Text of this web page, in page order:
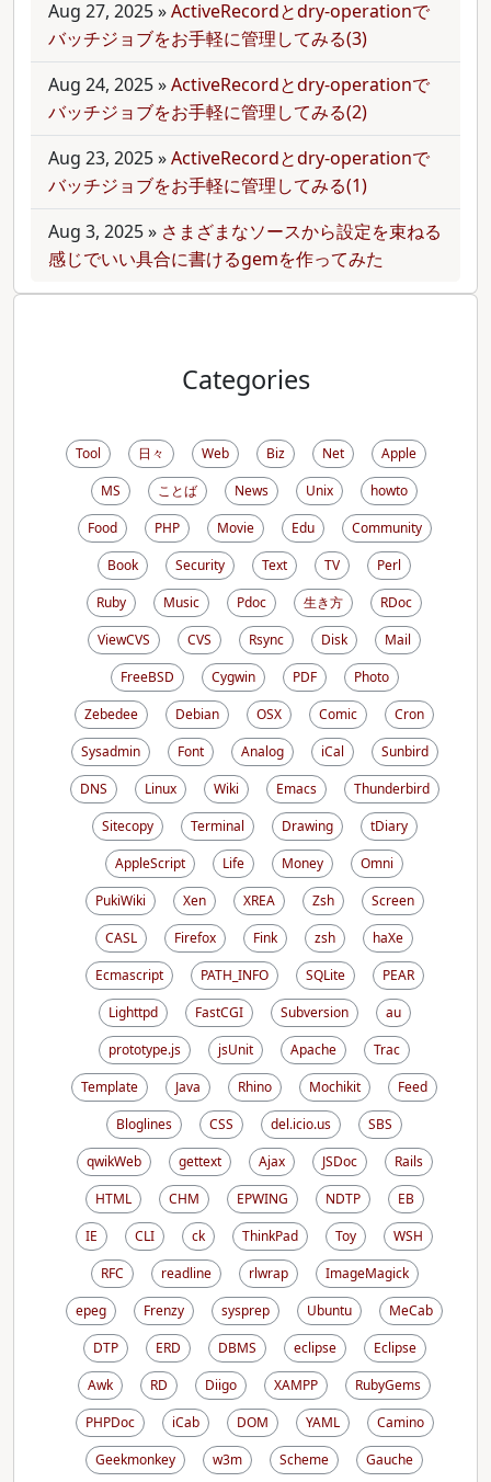
Aug 27, 2025»ActiveRecordとdry-operationで
バッチジョブをお手軽に管理してみる(3)
Aug 24, 2025»ActiveRecordとdry-operationで
バッチジョブをお手軽に管理してみる(2)
Aug 23, 2025»ActiveRecordとdry-operationで
バッチジョブをお手軽に管理してみる(1)
Aug 3, 2025» さまざまなソースから設定を束ねる
感じでいい具合に書けるgemを作ってみた
Categories
Tool 日々 Web Biz Net
Apple
MS
ことば News Unix
howto
Food
PHP Movie Edu
Community
Book
Security Text TV
Perl
Ruby
Music Pdoc 生き方
RDoc
ViewCVS
CVS Rsync Disk
Mail
FreeBSD
Cygwin PDF
Photo
Zebedee
Debian OSX Comic
Cron
Sysadmin
Font Analog iCal
Sunbird
DNS
Linux Wiki Emacs
Thunderbird
Sitecopy
Terminal Drawing
tDiary
AppleScript
Life Money
Omni
PukiWiki
Xen XREA Zsh
Screen
CASL
Firefox Fink zsh
haXe
Ecmascript
PATH_INFO SQLite
PEAR
Lighttpd
FastCGI Subversion
au
prototype.js
jsUnit Apache
Trac
Template
Java Rhino Mochikit
Feed
Bloglines
CSS del.icio.us
SBS
qwikWeb
gettext Ajax JSDoc
Rails
HTML
CHM EPWING NDTP
EB
IE
CLI ck ThinkPad Toy
WSH
RFC
readline rlwrap
ImageMagick
epeg
Frenzy sysprep Ubuntu
MeCab
DTP
ERD DBMS eclipse
Eclipse
Awk
RD Diigo XAMPP
RubyGems
PHPDoc
iCab DOM YAML
Camino
Geekmonkey
w3m Scheme
Gauche